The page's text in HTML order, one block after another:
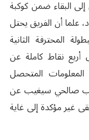
البقاء ضمن كوكبة
علما أن الفريق يحتل
المحترفة الثانية
وبفارق أربع نقاط كاملة عن
المتحصل
صالحي سيغيب عن
غير مؤكدة إلى غاية